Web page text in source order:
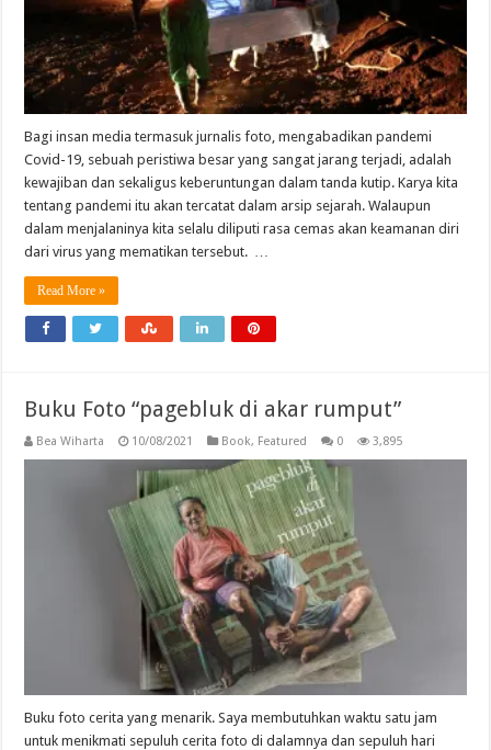
Bagi insan media termasuk jurnalis foto, mengabadikan pandemi
Covid-19, sebuah peristiwa besar yang sangat jarang terjadi, adalah
kewajiban dan sekaligus keberuntungan dalam tanda kutip. Karya kita
tentang pandemi itu akan tercatat dalam arsip sejarah. Walaupun
dalam menjalaninya kita selalu diliputi rasa cemas akan keamanan diri
dari virus yang mematikan tersebut. …
Read More »
Buku Foto “pagebluk di akar rumput”
Bea Wiharta 10/08/2021 Book, Featured 0 3,895
Buku foto cerita yang menarik. Saya membutuhkan waktu satu jam
untuk menikmati sepuluh cerita foto di dalamnya dan sepuluh hari